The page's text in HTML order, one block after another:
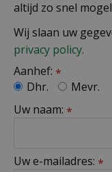
altijd zo snel
Wij slaan uw
privacy policy.
Aanhef: *
Dhr.
Mevr.
Uw naam: *
Uw e-mailadres: *